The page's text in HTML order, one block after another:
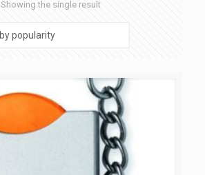
Showing the single result